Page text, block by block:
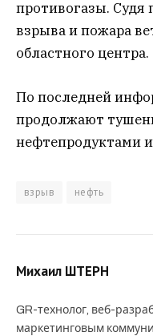
противогазы. Судя
взрыва и пожара
областного центра.
По последней
продолжают
нефтепродуктами
взрыв нефть
Михаил ШТЕРН
GR-технолог, веб-
маркетинговым